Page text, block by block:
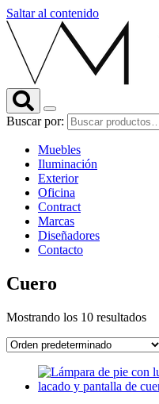
Saltar al contenido
Buscar por:
Muebles
Iluminación
Exterior
Oficina
Contract
Marcas
Diseñadores
Contacto
Cuero
Mostrando los 10 resultados